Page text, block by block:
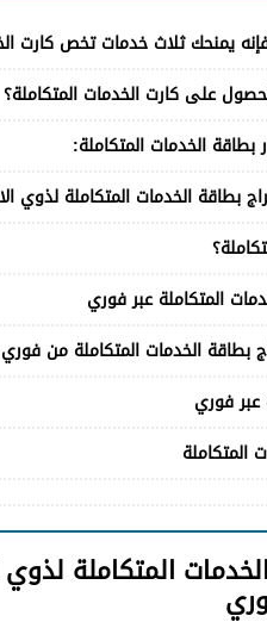
يمنحك ثلاث خدمات تخص كارت
على كارت الخدمات المتكاملة؟
الخدمات المتكاملة:
بطاقة الخدمات المتكاملة لذوي
المتكاملة عبر فوري
الخدمات المتكاملة من فوري
فوري
المتكاملة
المتكاملة لذوي